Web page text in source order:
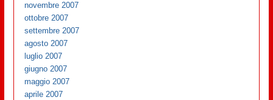
novembre 2007
ottobre 2007
settembre 2007
agosto 2007
luglio 2007
giugno 2007
maggio 2007
aprile 2007